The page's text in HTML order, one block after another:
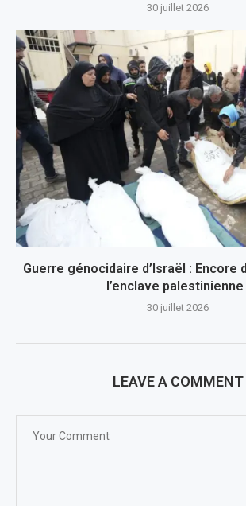
30 juillet 2026
Guerre génocidaire d’Israël : Encore
l’enclave palestinienne
30 juillet 2026
LEAVE A COMMENT